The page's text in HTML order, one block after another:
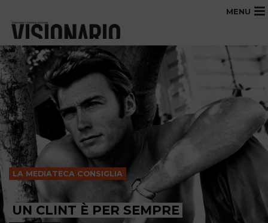
MENU
LA MEDIATECA CONSIGLIA
UN CLINT È PER SEMPRE